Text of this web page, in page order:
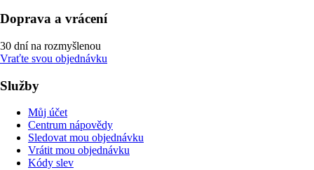
Doprava a vrácení
30 dní na rozmyšlenou
Vraťte svou objednávku
Služby
Můj účet
Centrum nápovědy
Sledovat mou objednávku
Vrátit mou objednávku
Kódy slev